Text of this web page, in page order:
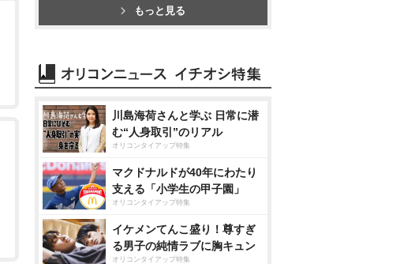
もっと見る
川島海荷さんと学ぶ 日常に潜
む“人身取引”のリアル
オリコンタイアップ特集
マクドナルドが40年にわたり
支える「小学生の甲子園」
オリコンタイアップ特集
イケメンてんこ盛り！尊すぎ
る男子の純情ラブに胸キュン
オリコンタイアップ特集